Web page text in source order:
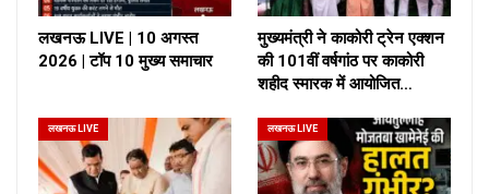
लखनऊ LIVE | 10 अगस्त
2026 | टॉप 10 मुख्य समाचार
मुख्यमंत्री ने काकोरी ट्रेन एक्शन
की 101वीं वर्षगांठ पर काकोरी
शहीद स्मारक में आयोजित…
लखनऊ LIVE लखनऊ LIVE